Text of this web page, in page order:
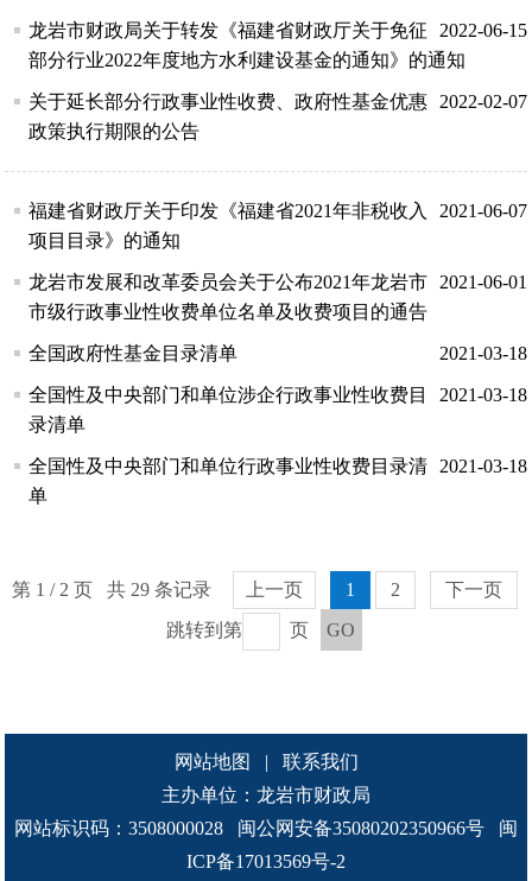
2022-06-15
龙岩市财政局关于转发《福建省财政厅关于免征
部分行业2022年度地方水利建设基金的通知》的通知
2022-02-07
关于延长部分行政事业性收费、政府性基金优惠
政策执行期限的公告
2021-06-07
福建省财政厅关于印发《福建省2021年非税收入
项目目录》的通知
2021-06-01
龙岩市发展和改革委员会关于公布2021年龙岩市
市级行政事业性收费单位名单及收费项目的通告
2021-03-18
全国政府性基金目录清单
2021-03-18
全国性及中央部门和单位涉企行政事业性收费目
录清单
2021-03-18
全国性及中央部门和单位行政事业性收费目录清
单
第 1 / 2 页 共 29 条记录 上一页 1 2
下一页
跳转到第
页 GO
网站地图 |
联系我们
主办单位：龙岩市财政局
网站标识码：3508000028
闽公网安备35080202350966号
闽
ICP备17013569号-2